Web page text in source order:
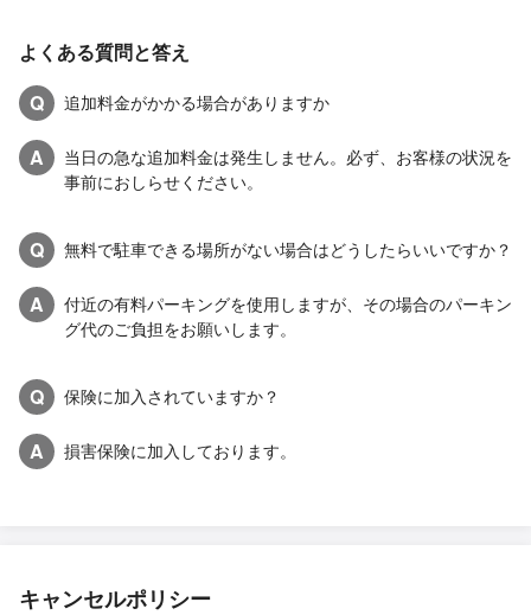
よくある質問と答え
Q
追加料金がかかる場合がありますか
A
当日の急な追加料金は発生しません。必ず、お客様の状況を
事前におしらせください。
Q 無料で駐車できる場所がない場合はどうしたらいいですか？
A
付近の有料パーキングを使用しますが、その場合のパーキン
グ代のご負担をお願いします。
Q 保険に加入されていますか？
A 損害保険に加入しております。
キャンセルポリシー